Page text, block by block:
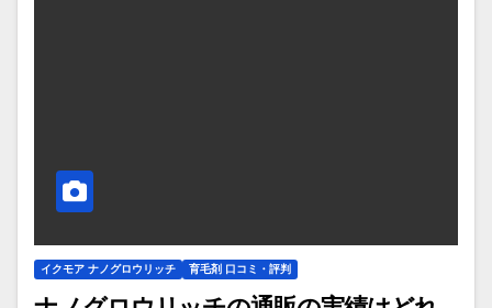
イクモア ナノグロウリッチ 育毛剤 口コミ・評判